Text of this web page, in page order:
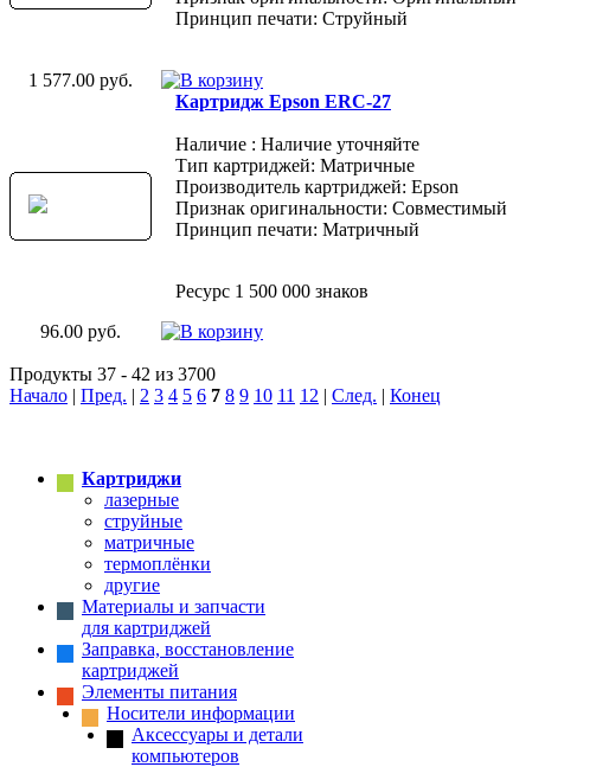
Принцип печати: Струйный
1 577.00 руб.
Картридж Epson ERC-27
Наличие : Наличие уточняйте
Тип картриджей: Матричные
Производитель картриджей: Epson
Признак оригинальности: Совместимый
Принцип печати: Матричный
Ресурс 1 500 000 знаков
96.00 руб.
Продукты 37 - 42 из 3700
Начало | Пред. | 2 3 4 5 6 7 8 9 10 11 12 | След. | Конец
Картриджи
лазерные
струйные
матричные
термоплёнки
другие
Материалы и запчасти
для картриджей
Заправка, восстановление
картриджей
Элементы питания
Носители информации
Аксессуары и детали
компьютеров